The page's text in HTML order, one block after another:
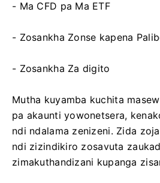
- Ma CFD pa Ma ETF
- Zosankha Zonse kapena
- Zosankha Za digito
Mutha kuyamba kuchita
pa akaunti yowonetsera,
ndi ndalama zenizeni. Zida
ndi zizindikiro zosavuta
zimakuthandizani kupanga